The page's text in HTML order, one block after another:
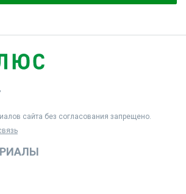
сайта без согласования запрещено.